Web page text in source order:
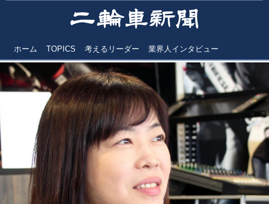
ホーム TOPICS 考えるリーダー 業界人インタビュー